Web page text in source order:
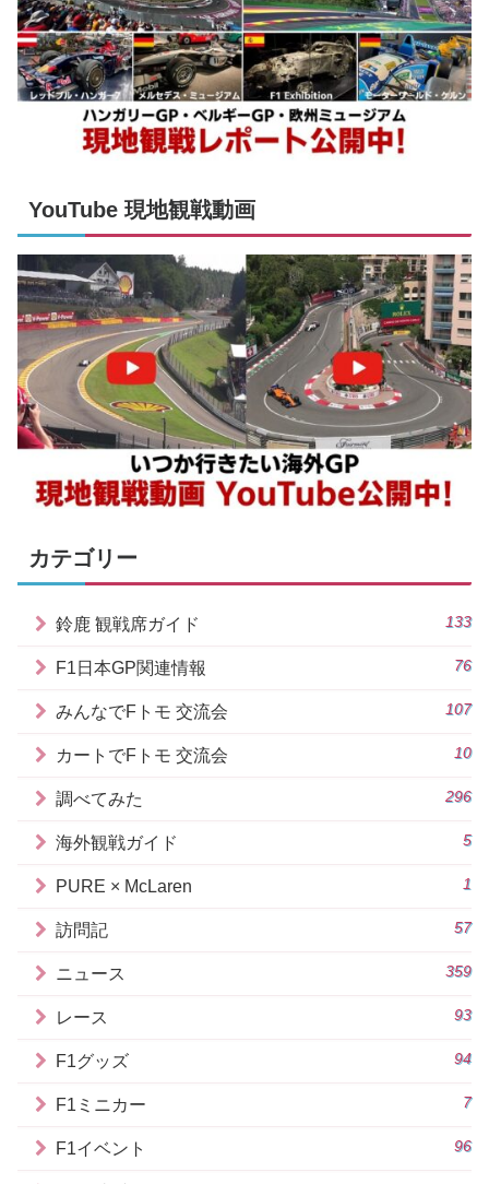
YouTube 現地観戦動画
カテゴリー
鈴鹿 観戦席ガイド 133
F1日本GP関連情報 76
みんなでFトモ 交流会 107
カートでFトモ 交流会 10
調べてみた 296
海外観戦ガイド 5
PURE × McLaren 1
訪問記 57
ニュース 359
レース 93
F1グッズ 94
F1ミニカー 7
F1イベント 96